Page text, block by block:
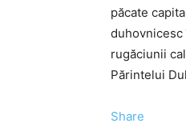
păcate
rugăciunii
Părintelui
Share